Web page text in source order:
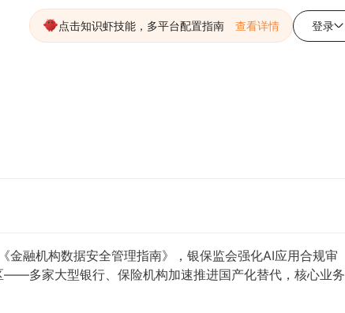
点击知识虾技能，多平台配置指南 查看详情 登录
融机构数据安全管理指南》，银保监会强化AI应用合规审
多家大型银行、保险机构加速推进国产化替代，核心业务